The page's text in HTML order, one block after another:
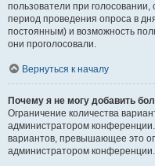
пользователи при
период проведения опроса в
постоянным) и возможность
они проголосовали.
Вернуться к началу
Почему я не могу добавить
Ограничение количества
администратором
вариантов, превышающее это
администратором конференции.